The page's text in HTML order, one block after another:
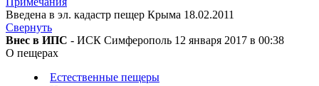
Введена в эл. кадастр пещер Крыма 18.02.2011
Свернуть
Внес в ИПС - ИСК Симферополь 12 января 2017 в 00:38
О пещерах
Естественные пещеры